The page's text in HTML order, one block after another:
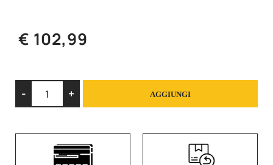
€ 102,99
AGGIUNGI